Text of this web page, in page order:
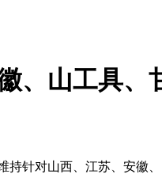
、山工具、
对山西、江苏、安徽、